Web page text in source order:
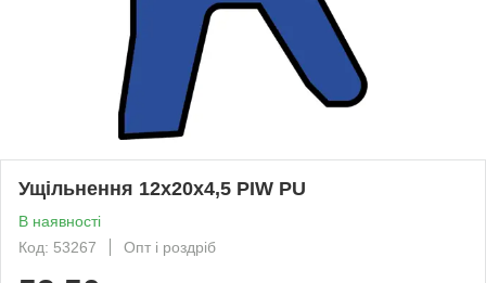
Ущільнення 12х20х4,5 PIW PU
В наявності
Код: 53267
Опт і роздріб